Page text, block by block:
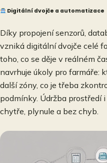
Digitální dvojče a automatizace
Díky propojení senzorů,
vzniká digitální dvojče celé
toho, co se děje v reálném
navrhuje úkoly pro farmáře:
další zóny, co je třeba
podmínky. Údržba prostředí
chytře, plynule a bez chyb.